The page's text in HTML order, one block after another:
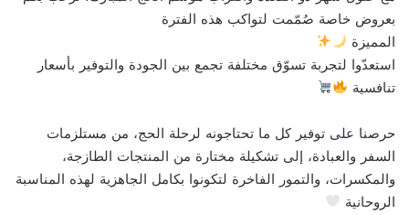
بعروض خاصة صُمّمت لتواكب هذه الفترة
المميزة
استعدّوا لتجربة تسوّق مختلفة تجمع بين الجودة والتوفير بأسعار
تنافسية
حرصنا على توفير كل ما تحتاجونه لرحلة الحج، من مستلزمات
السفر والعبادة، إلى تشكيلة مختارة من المنتجات الطازجة،
والمكسرات، والتمور الفاخرة لتكونوا بكامل الجاهزية لهذه المناسبة
الروحانية